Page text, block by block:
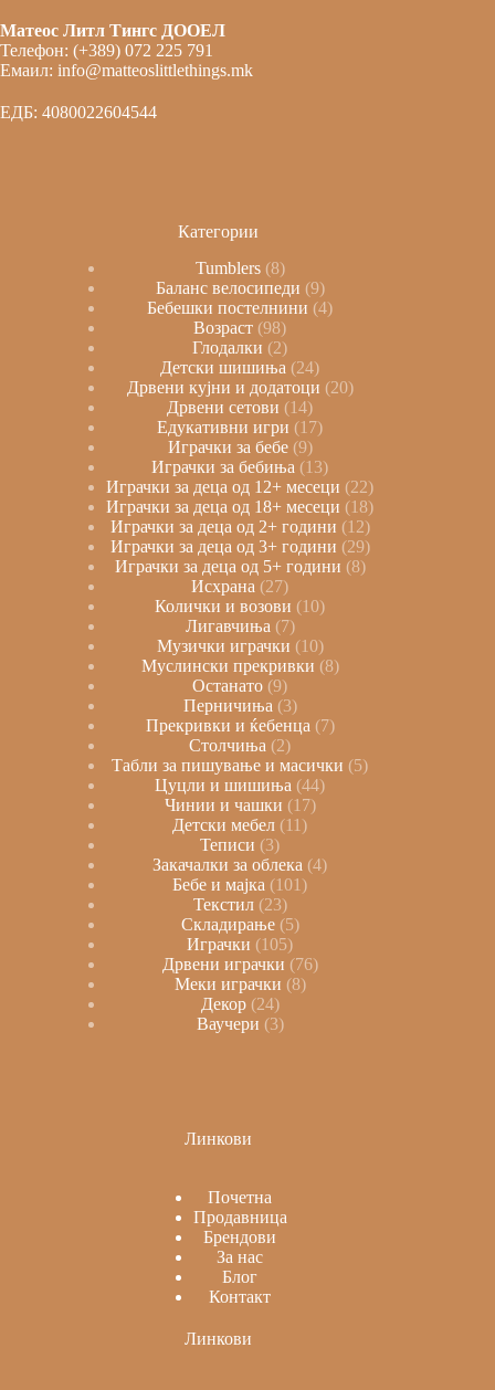
Матеос Литл Тингс ДООЕЛ
Телефон: (+389) 072 225 791
Емаил: info@matteoslittlethings.mk
ЕДБ: 4080022604544
Категории
Tumblers 8
Баланс велосипеди 9
Бебешки постелнини 4
Возраст 98
Глодалки
2
Детски шишиња
24
Дрвени кујни и додатоци 20
Дрвени сетови
14
Едукативни игри
17
Играчки за бебе 9
Играчки за бебиња
13
Играчки за деца од 12+ месеци
22
Играчки за деца од 18+ месеци
18
Играчки за деца од 2+ години 12
Играчки за деца од 3+ години 29
Играчки за деца од 5+ години 8
Исхрана
27
Колички и возови
10
Лигавчиња 7
Музички играчки 10
Муслински прекривки 8
Останато 9
Перничиња 3
Прекривки и ќебенца 7
Столчиња
2
Табли за пишување и масички
5
Цуцли и шишиња 44
Чинии и чашки 17
Детски мебел
11
Теписи
3
Закачалки за облека 4
Бебе и мајка
101
Текстил 23
Складирање 5
Играчки
105
Дрвени играчки 76
Меки играчки 8
Декор 24
Ваучери 3
Линкови
Почетна
Продавница
Брендови
За нас
Блог
Контакт
Линкови